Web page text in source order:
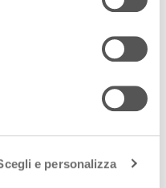
e personalizza
non sembrano
della malattiama, se
di casi dovesse
sui ricoveri